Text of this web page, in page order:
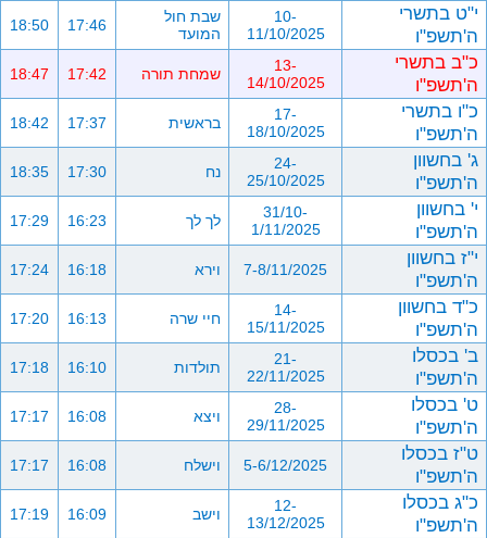
י"ט בתשרי
ה'תשפ"ו
10-
11/10/2025
שבת חול
המועד
17:46
18:50
כ"ב בתשרי
ה'תשפ"ו
13-
14/10/2025
שמחת תורה 17:42
18:47
כ"ו בתשרי
ה'תשפ"ו
17-
18/10/2025
בראשית 17:37
18:42
ג' בחשוון
ה'תשפ"ו
24-
25/10/2025
נח 17:30
18:35
י' בחשוון
ה'תשפ"ו
31/10-
1/11/2025
לך לך 16:23
17:29
י"ז בחשוון
ה'תשפ"ו
7-8/11/2025 וירא 16:18
17:24
כ"ד בחשוון
ה'תשפ"ו
14-
15/11/2025
חיי שרה 16:13
17:20
ב' בכסלו
ה'תשפ"ו
21-
22/11/2025
תולדות 16:10
17:18
ט' בכסלו
ה'תשפ"ו
28-
29/11/2025
ויצא 16:08
17:17
ט"ז בכסלו
ה'תשפ"ו
5-6/12/2025 וישלח 16:08
17:17
כ"ג בכסלו
ה'תשפ"ו
12-
13/12/2025
וישב 16:09
17:19